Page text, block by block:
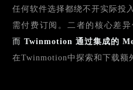
任何软件选择都绕不开实际投
需付费订阅。二者的核心差
而 Twinmotion 通过集成的
在Twinmotion中探索和下载额